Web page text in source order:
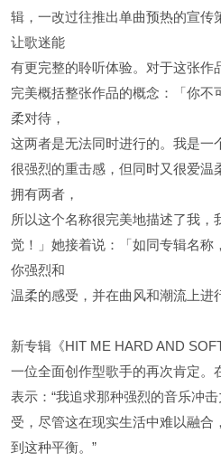
辑，一改过往推出单曲预热的宣传
让歌迷能
有更完整的聆听体验。对于这张作
完美概括整张作品的概念：「你不
柔对待，
这两者是无法同时进行的。我是一
很强烈的重击感，但同时又很爱温
拥有两者，
所以这个名称很完美地描述了我
觉！」她接着说：「如同专辑名称
你强烈和
温柔的感受，并在曲风和潮流上进
新专辑《HIT ME HARD AND
一位全面创作型歌手的再次肯定。
表示：“我追求那种强烈的音乐冲
受，尽管这在现实生活中难以融合
到这种平衡。”